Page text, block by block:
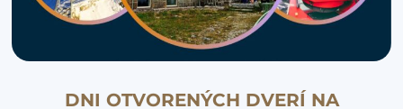
DNI OTVORENÝCH DVERÍ NA